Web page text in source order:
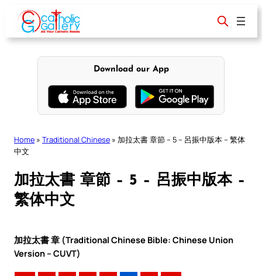
content
Download our App
Home » Traditional Chinese » 加拉太書 章節 – 5 – 呂振中版本 – 繁体
中文
加拉太書 章節 – 5 – 呂振中版本 –
繁体中文
加拉太書 章 (Traditional Chinese Bible: Chinese Union
Version – CUVT)